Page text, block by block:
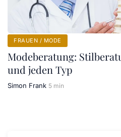
FRAUEN / MODE
Modeberatung:
und jeden Typ
Simon Frank 5 min